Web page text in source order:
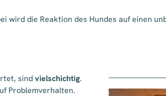
wird die Reaktion des Hundes auf einen
sindvielschichtig.
Problemverhalten.